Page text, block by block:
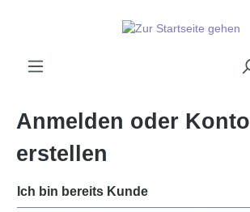
Anmelden oder Konto
erstellen
Ich bin bereits Kunde